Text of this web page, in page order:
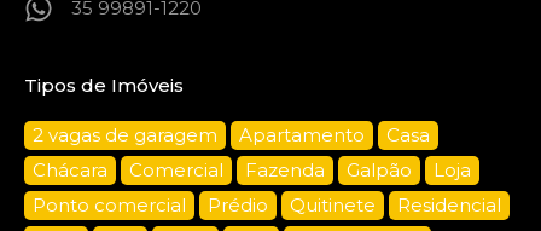
35 99891-1220
Tipos de Imóveis
2 vagas de garagem Apartamento
Casa
Chácara
Comercial Fazenda Galpão
Loja
Ponto comercial
Prédio Quitinete
Residencial